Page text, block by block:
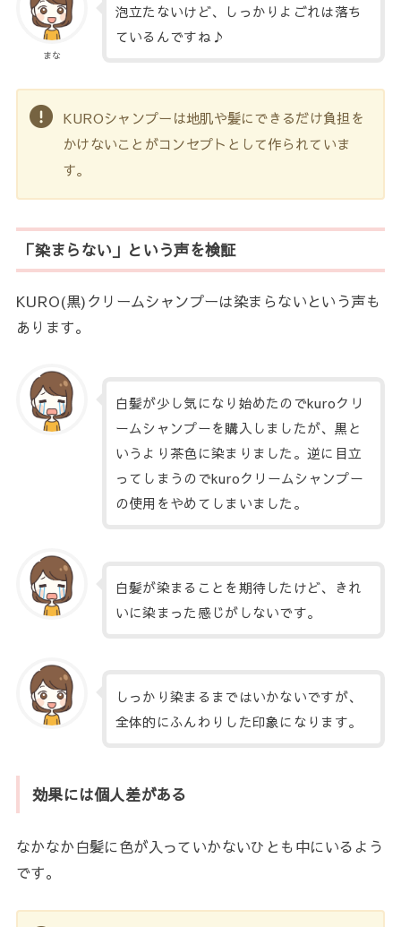
まな
泡立たないけど、しっかりよごれは落ち
ているんですね♪
KUROシャンプーは地肌や髪にできるだけ負担を
かけないことがコンセプトとして作られていま
す。
「染まらない」という声を検証
KURO(黒)クリームシャンプーは染まらないという声も
あります。
白髪が少し気になり始めたのでkuroクリ
ームシャンプーを購入しましたが、黒と
いうより茶色に染まりました。逆に目立
ってしまうのでkuroクリームシャンプー
の使用をやめてしまいました。
白髪が染まることを期待したけど、きれ
いに染まった感じがしないです。
しっかり染まるまではいかないですが、
全体的にふんわりした印象になります。
効果には個人差がある
なかなか白髪に色が入っていかないひとも中にいるよう
です。